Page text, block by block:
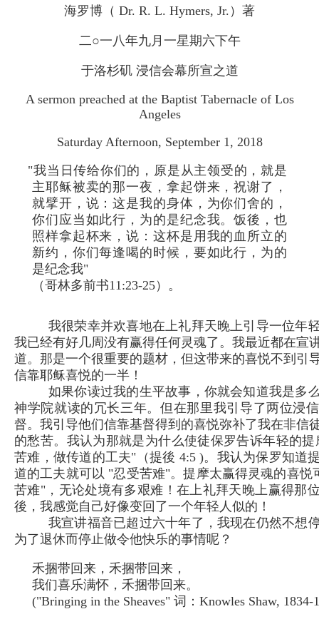
海罗博（ Dr. R. L. Hymers, Jr.）著
二○一八年九月一星期六下午
于洛杉矶 浸信会幕所宣之道
A sermon preached at the Baptist Tabernacle of Los
Angeles
Saturday Afternoon, September 1, 2018
"我当日传给你们的，原是从主领受的，就是
主耶稣被卖的那一夜，拿起饼来，祝谢了，
就擘开，说：这是我的身体，为你们舍的，
你们应当如此行，为的是纪念我。饭後，也
照样拿起杯来，说：这杯是用我的血所立的
新约，你们每逢喝的时候，要如此行，为的
是纪念我"
（哥林多前书11:23-25）。
我很荣幸并欢喜地在上礼拜天晚上引导一位年
我已经有好几周没有赢得任何灵魂了。我最近都在宣
道。那是一个很重要的题材，但这带来的喜悦不到引
信靠耶稣喜悦的一半！
如果你读过我的生平故事，你就会知道我是多
神学院就读的冗长三年。但在那里我引导了两位浸
督。我引导他们信靠基督得到的喜悦弥补了我在非信
的愁苦。我认为那就是为什么使徒保罗告诉年轻的
苦难，做传道的工夫"（提後 4:5 )。我认为保罗知道
道的工夫就可以 "忍受苦难"。提摩太赢得灵魂的喜悦
苦难"，无论处境有多艰难！在上礼拜天晚上赢得那
後，我感觉自己好像变回了一个年轻人似的！
我宣讲福音已超过六十年了，我现在仍然不想
为了退休而停止做令他快乐的事情呢？
禾捆带回来，禾捆带回来，
我们喜乐满怀，禾捆带回来。
("Bringing in the Sheaves" 词：Knowles Shaw, 1834-